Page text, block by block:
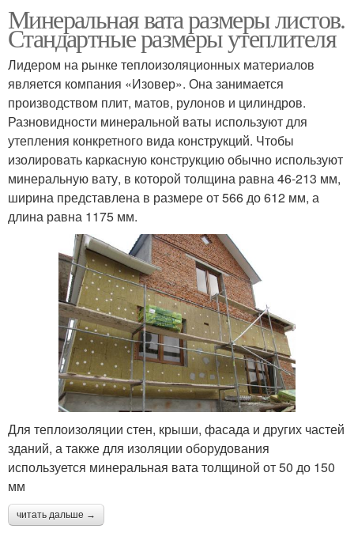
Минеральная вата размеры листов.
Стандартные размеры утеплителя
Лидером на рынке теплоизоляционных материалов
является компания «Изовер». Она занимается
производством плит, матов, рулонов и цилиндров.
Разновидности минеральной ваты используют для
утепления конкретного вида конструкций. Чтобы
изолировать каркасную конструкцию обычно используют
минеральную вату, в которой толщина равна 46-213 мм,
ширина представлена в размере от 566 до 612 мм, а
длина равна 1175 мм.
Для теплоизоляции стен, крыши, фасада и других частей
зданий, а также для изоляции оборудования
используется минеральная вата толщиной от 50 до 150
мм
читать дальше →